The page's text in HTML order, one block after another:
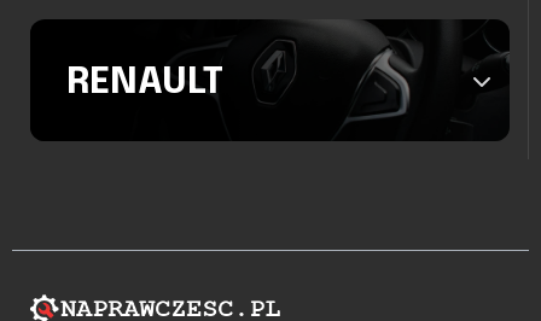
RENAULT